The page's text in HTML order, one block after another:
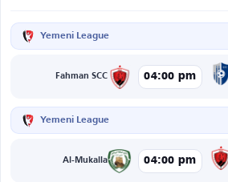
Yemeni League
Fahman SCC 04:00 pm
Yemeni League
Al-Mukalla 04:00 pm